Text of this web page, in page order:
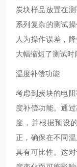
炭块样品放置在
系列复杂的测试
人为操作误差，
大幅缩短了测试时
温度补偿功能
考虑到炭块的电
度补偿功能。通
度，并根据预设
正，确保在不同
具有可比性。这